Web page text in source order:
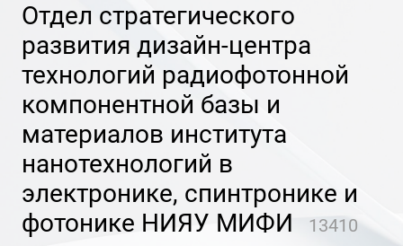
отдел стратегического
развития дизайн-центра
технологий радиофотонной
компонентной базы и
материалов института
нанотехнологий в
электронике, спинтронике и
фотонике НИЯУ МИФИ
13410